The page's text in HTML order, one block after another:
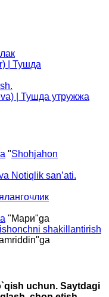
| Тушда
| Тушда утружжа
"Shohjahon
Notiqlik san’ati.
"Мари"ga
shakillantirish
"ga
uchun. Saytdagi